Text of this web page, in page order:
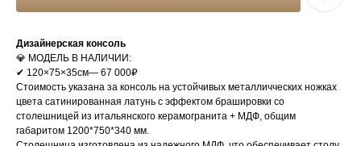
Дизайнерская консоль
💎 MOДEЛЬ B HAЛИЧИИ:
✔ 120×75×35см— 67 000₽
Стоимость указана за консоль на устойчивых металличческих ножках
цвета сатинированная латунь с эффектом брашировки со
столешницей из итальянского керамогранита + МДФ, общим
габаритом 1200*750*340 мм.